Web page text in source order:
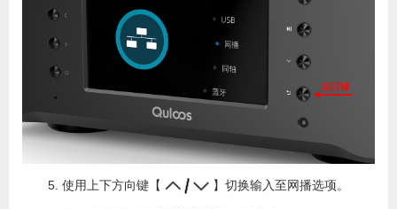
5. 使用上下方向键【 】切换输入至网播选项。